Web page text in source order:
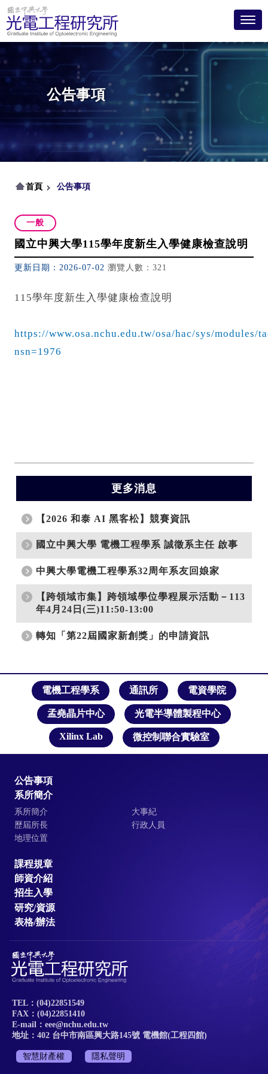
公告事項
電機工程學系 通訊所 電資學院
孟堯晶片中心 光電半導體製程中心
Xilinx Lab 微控制聯合實驗室
公告事項
系所簡介
系所簡介
大事紀
歷屆所長
行政人員
地理位置
課程規章
師資介紹
招生入學
研究/資源
表格/辦法
TEL：(04)22851549
FAX：(04)22851410
E-mail：eee@nchu.edu.tw
地址：402 台中市南區興大路145號 電機館(工程四館)
智慧財產權 隱私聲明